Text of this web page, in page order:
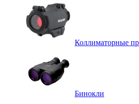
Коллиматорные
Бинокли